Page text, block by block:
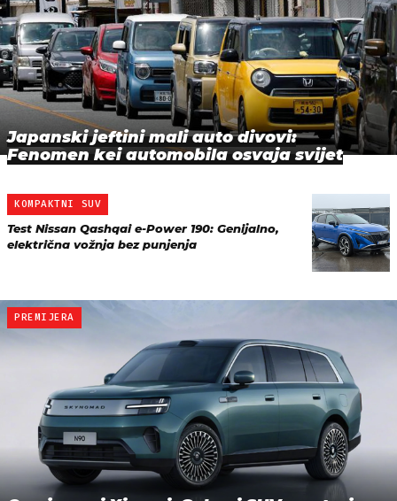
Japanski jeftini mali auto divovi:
Fenomen kei automobila osvaja svijet
KOMPAKTNI SUV
Test Nissan Qashqai e-Power 190: Genijalno,
električna vožnja bez punjenja
PREMIJERA